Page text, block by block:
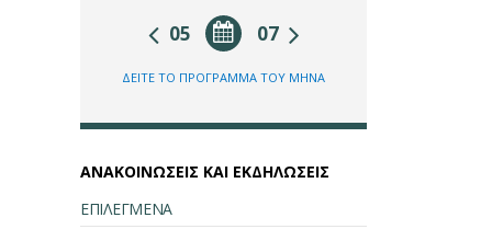
07
05
ΔΕΙΤΕ ΤΟ ΠΡΟΓΡΑΜΜΑ ΤΟΥ ΜΗΝΑ
ΑΝΑΚΟΙΝΩΣΕΙΣ ΚΑΙ ΕΚΔΗΛΩΣΕΙΣ
ΕΠΙΛΕΓΜΕΝΑ